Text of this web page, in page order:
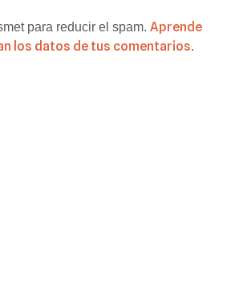
para reducir el spam. Aprende
los datos de tus comentarios.